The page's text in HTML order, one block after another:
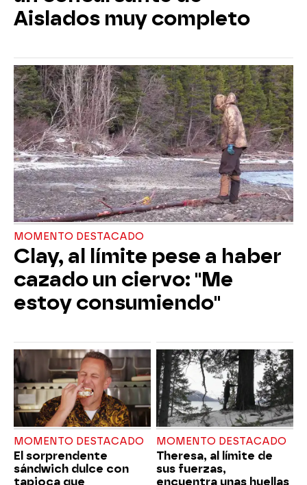
Aislados muy completo
MOMENTO DESTACADO
Clay, al límite pese a haber
cazado un ciervo: "Me
estoy consumiendo"
MOMENTO DESTACADO
El sorprendente
sándwich dulce con
tapioca que
MOMENTO DESTACADO
Theresa, al límite de
sus fuerzas,
encuentra unas huellas